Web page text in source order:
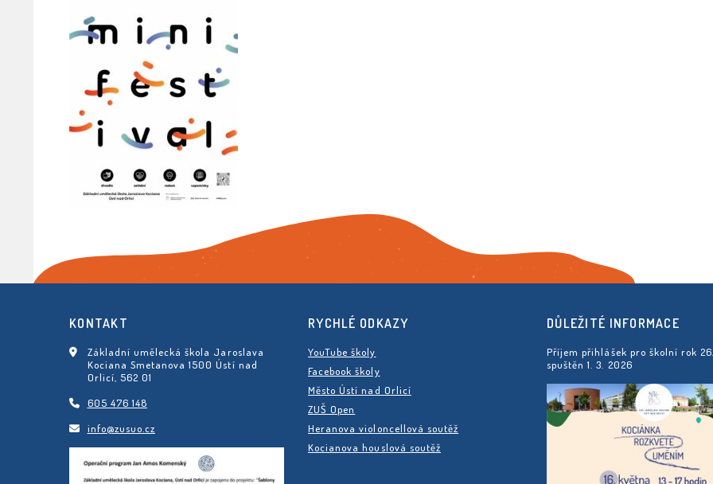
KONTAKT
Základní umělecká škola Jaroslava
Kociana Smetanova 1500 Ústí nad
Orlicí, 562 01
605 476 148
info@zusuo.cz
RYCHLÉ ODKAZY
YouTube školy
Facebook školy
Město Ústí nad Orlicí
ZUŠ Open
Heranova violoncellová soutěž
Kocianova houslová soutěž
DŮLEŽITÉ INFORMACE
Příjem přihlášek pro školní rok
spuštěn 1. 3. 2026